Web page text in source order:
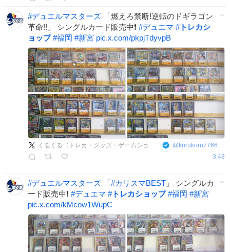
#デュエルマスターズ 「燃えろ禁断!逆転のドギラゴン
革命!!」 シングルカード販売中❗️ #デュエマ #トレカシ
ョップ #福岡 #新宮 pic.x.com/pkpjTdyvpB
くるくる（トレカ・グッズ・ゲームショップ） @ kurukuru7766901
3:48
#デュエルマスターズ 「#カリスマBEST 」 シングルカ
ード販売中❗️ #デュエマ #トレカショップ #福岡 #新宮
pic.x.com/kMcow1WupC